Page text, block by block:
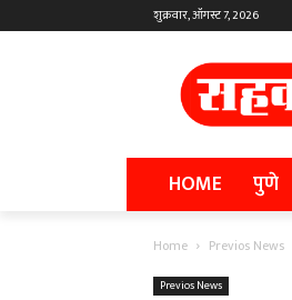
शुक्रवार, ऑगस्ट 7, 2026
HOME पुणे
Home Previos News
Previos News